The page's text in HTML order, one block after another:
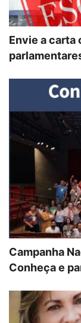
Envie a carta
Campanha
Conheça e